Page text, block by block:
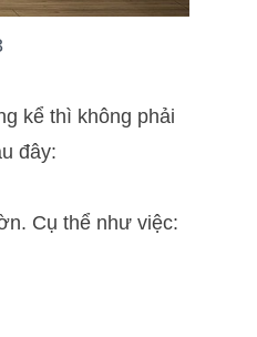
kể thì không phải
đây:
Cụ thể như việc: